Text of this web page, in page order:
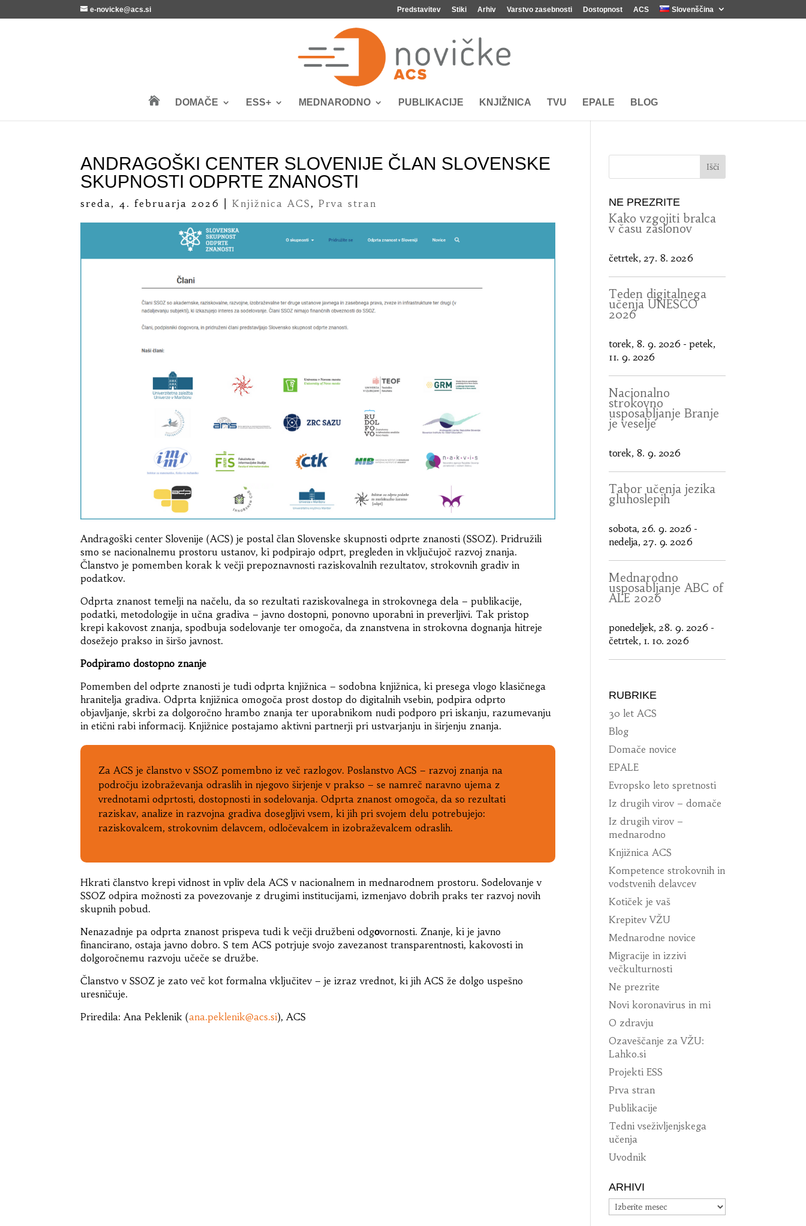
e-novicke@acs.si Predstavitev Stiki Arhiv Varstvo zasebnosti Dostopnost ACS Slovenščina
 DOMAČE ESS+ MEDNARODNO PUBLIKACIJE KNJIŽNICA TVU EPALE BLOG
ANDRAGOŠKI CENTER SLOVENIJE ČLAN SLOVENSKE
SKUPNOSTI ODPRTE ZNANOSTI
sreda, 4. februarja 2026 |Knjižnica ACS ,Prva stran
Andragoški center Slovenije (ACS) je postal član Slovenske skupnosti odprte znanosti (SSOZ). Pridružili
smo se nacionalnemu prostoru ustanov, ki podpirajo odprt, pregleden in vključujoč razvoj znanja.
Članstvo je pomemben korak k večji prepoznavnosti raziskovalnih rezultatov, strokovnih gradiv in
podatkov.
Odprta znanost temelji na načelu, da so rezultati raziskovalnega in strokovnega dela – publikacije,
podatki, metodologije in učna gradiva – javno dostopni, ponovno uporabni in preverljivi. Tak pristop
krepi kakovost znanja, spodbuja sodelovanje ter omogoča, da znanstvena in strokovna dognanja hitreje
dosežejo prakso in širšo javnost.
Podpiramo dostopno znanje
Pomemben del odprte znanosti je tudi odprta knjižnica – sodobna knjižnica, ki presega vlogo klasičnega
hranitelja gradiva. Odprta knjižnica omogoča prost dostop do digitalnih vsebin, podpira odprto
objavljanje, skrbi za dolgoročno hrambo znanja ter uporabnikom nudi podporo pri iskanju, razumevanju
in etični rabi informacij. Knjižnice postajamo aktivni partnerji pri ustvarjanju in širjenju znanja.
Za ACS je članstvo v SSOZ pomembno iz več razlogov. Poslanstvo ACS – razvoj znanja na
področju izobraževanja odraslih in njegovo širjenje v prakso – se namreč naravno ujema z
vrednotami odprtosti, dostopnosti in sodelovanja. Odprta znanost omogoča, da so rezultati
raziskav, analize in razvojna gradiva dosegljivi vsem, ki jih pri svojem delu potrebujejo:
raziskovalcem, strokovnim delavcem, odločevalcem in izobraževalcem odraslih.
Hkrati članstvo krepi vidnost in vpliv dela ACS v nacionalnem in mednarodnem prostoru. Sodelovanje v
SSOZ odpira možnosti za povezovanje z drugimi institucijami, izmenjavo dobrih praks ter razvoj novih
skupnih pobud.
Nenazadnje pa odprta znanost prispeva tudi k večji družbeni odgovornosti. Znanje, ki je javno
financirano, ostaja javno dobro. S tem ACS potrjuje svojo zavezanost transparentnosti, kakovosti in
dolgoročnemu razvoju učeče se družbe.
Članstvo v SSOZ je zato več kot formalna vključitev – je izraz vrednot, ki jih ACS že dolgo uspešno
uresničuje.
Priredila: Ana Peklenik (ana.peklenik@acs.si), ACS
NE PREZRITE
Kako vzgojiti bralca
v času zaslonov
četrtek, 27. 8. 2026
Teden digitalnega
učenja UNESCO
2026
torek, 8. 9. 2026 -petek,
11. 9. 2026
Nacionalno
strokovno
usposabljanje Branje
je veselje
torek, 8. 9. 2026
Tabor učenja jezika
gluhoslepih
sobota, 26. 9. 2026 -
nedelja, 27. 9. 2026
Mednarodno
usposabljanje ABC of
ALE 2026
ponedeljek, 28. 9. 2026 -
četrtek, 1. 10. 2026
RUBRIKE
30 let ACS
Blog
Domače novice
EPALE
Evropsko leto spretnosti
Iz drugih virov – domače
Iz drugih virov –
mednarodno
Knjižnica ACS
Kompetence strokovnih in
vodstvenih delavcev
Kotiček je vaš
Krepitev VŽU
Mednarodne novice
Migracije in izzivi
večkulturnosti
Ne prezrite
Novi koronavirus in mi
O zdravju
Ozaveščanje za VŽU:
Lahko.si
Projekti ESS
Prva stran
Publikacije
Tedni vseživljenjskega
učenja
Uvodnik
ARHIVI
Arhivi